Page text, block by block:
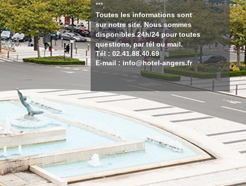
***,
Toutes les informations sont
sur notre site. Nous sommes
disponibles 24h/24 pour toutes
questions, par tél ou mail.
Tél : 02.41.88.40.69
E-mail : info@hotel-angers.fr